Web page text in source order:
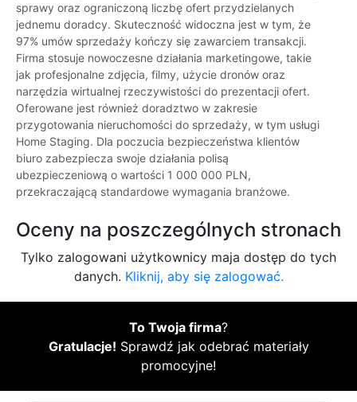
sprawy oraz ograniczoną liczbę ofert przydzielanych
jednemu doradcy. Skuteczność widoczna jest w tym, że
97% umów sprzedaży kończy się zawarciem transakcji.
Firma stosuje nowoczesne działania marketingowe, takie
jak profesjonalne zdjęcia, filmy, użycie dronów oraz
narzędzia wirtualnej rzeczywistości do prezentacji ofert.
Oferowane jest również doradztwo w zakresie
przygotowania nieruchomości do sprzedaży, w tym usługi
Home Staging. Dla poczucia bezpieczeństwa klientów
biuro zabezpiecza swoje działania polisą
ubezpieczeniową o wartości 1 000 000 PLN,
przekraczającą standardowe wymagania branżowe.
Oceny na poszczególnych stronach
Tylko zalogowani użytkownicy maja dostęp do tych
danych. Kliknij, aby się zalogować.
To Twoja firma?
Gratulacje! Sprawdź jak odebrać materiały
promocyjne!